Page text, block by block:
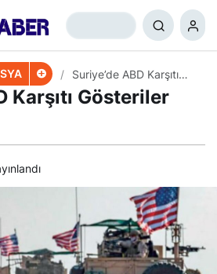
Suriye’de ABD Karşıtı
Gösteriler Sürüyor
Karşıtı Gösteriler
+ 0 Paylaş